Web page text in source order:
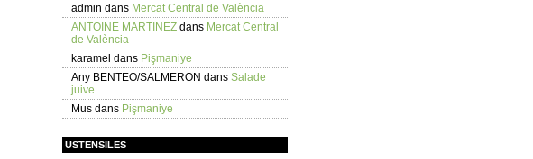
admin dans Mercat Central de València
ANTOINE MARTINEZ dans Mercat Central
de València
karamel dans Pişmaniye
Any BENTEO/SALMERON dans Salade
juive
Mus dans Pişmaniye
USTENSILES